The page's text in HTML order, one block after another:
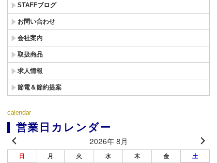
STAFFブログ
お問い合わせ
会社案内
取扱商品
求人情報
節電＆節約提案
calendar
営業日カレンダー
2026年 8月
日 月 火 水 木 金 土